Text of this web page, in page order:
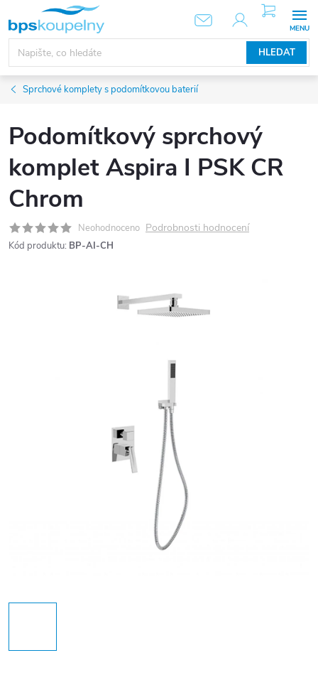
obsah
HLEDAT
NÁKUPNÍ
KOŠÍK
Sprchové komplety s podomítkovou baterií
Podomítkový sprchový
komplet Aspira I PSK CR
Chrom
Neohodnoceno Podrobnosti hodnocení
Kód produktu: BP-AI-CH